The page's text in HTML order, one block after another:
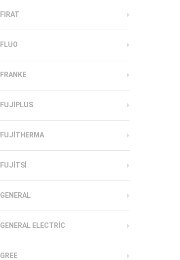
FIRAT
FLUO
FRANKE
FUJIPLUS
FUJITHERMA
FUJITSI
GENERAL
GENERAL ELECTRIC
GREE